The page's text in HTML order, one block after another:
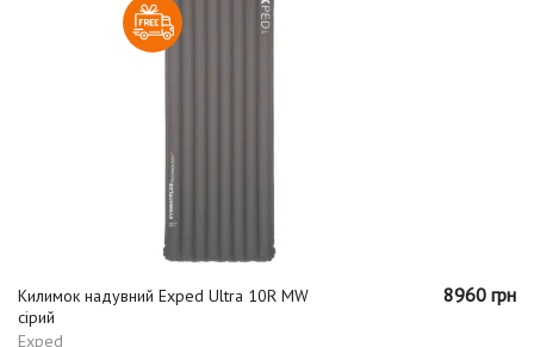
Килимок надувний Exped Ultra 10R MW
сірий
Exped
8960 грн